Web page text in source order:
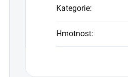
Kategorie:
Hmotnost: